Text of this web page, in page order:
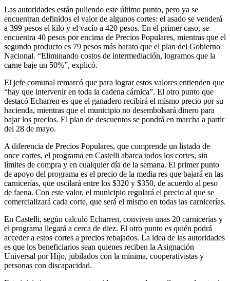
Las autoridades están puliendo este último punto, pero ya se
encuentran definidos el valor de algunos cortes: el asado se venderá
a 399 pesos el kilo y el vacío a 420 pesos. En el primer caso, se
encuentra 40 pesos por encima de Precios Populares, mientras que el
segundo producto es 79 pesos más barato que el plan del Gobierno
Nacional. “Eliminando costos de intermediación, logramos que la
carne baje un 50%”, explicó.
El jefe comunal remarcó que para lograr estos valores entienden que
“hay que intervenir en toda la cadena cárnica”. El otro punto que
destacó Echarren es que el ganadero recibirá el mismo precio por su
hacienda, mientras que el municipio no desembolsará dinero para
bajar los precios. El plan de descuentos se pondrá en marcha a partir
del 28 de mayo.
A diferencia de Precios Populares, que comprende un listado de
once cortes, el programa en Castelli abarca todos los cortes, sin
límites de compra y en cualquier día de la semana. El primer punto
de apoyo del programa es el precio de la media res que bajará en las
carnicerías, que oscilará entre los $320 y $350, de acuerdo al peso
de faena. Con este valor, el municipio regulará el precio al que se
comercializará cada corte, que será el mismo en todas las carnicerías.
En Castelli, según calculó Echarren, conviven unas 20 carnicerías y
el programa llegará a cerca de diez. El otro punto es quién podrá
acceder a estos cortes a precios rebajados. La idea de las autoridades
es que los beneficiarios sean quienes reciben la Asignación
Universal por Hijo, jubilados con la mínima, cooperativistas y
personas con discapacidad.